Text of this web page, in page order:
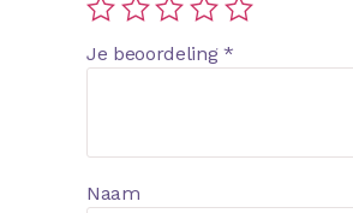
Je beoordeling*
Naam